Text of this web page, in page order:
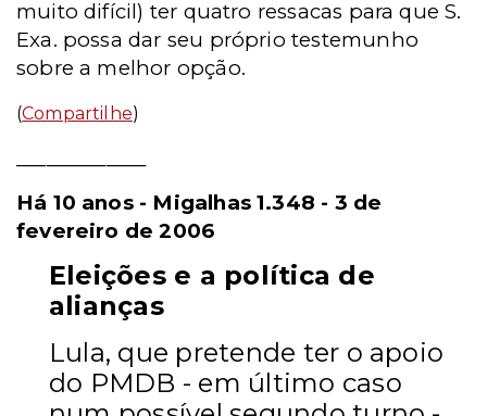
muito difícil) ter quatro ressacas para que S.
Exa. possa dar seu próprio testemunho
sobre a melhor opção.
(Compartilhe)
Há 10 anos - Migalhas 1.348 - 3 de
fevereiro de 2006
Eleições e a política de
alianças
Lula, que pretende ter o apoio
do PMDB - em último caso